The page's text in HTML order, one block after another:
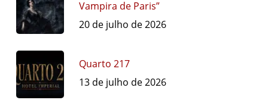
Vampira de Paris”
20 de julho de 2026
Quarto 217
13 de julho de 2026